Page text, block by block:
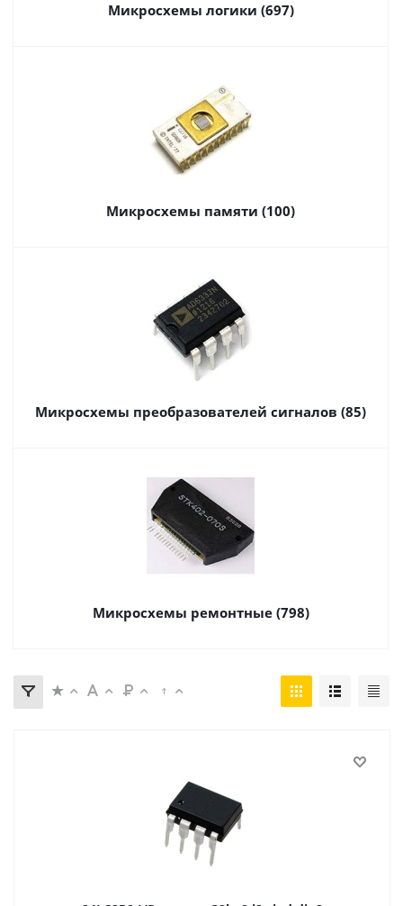
Микросхемы логики (697)
Микросхемы памяти (100)
Микросхемы преобразователей сигналов (85)
Микросхемы ремонтные (798)